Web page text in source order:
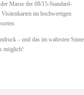
Masse der 08/15-Standard-
im hochwertigen
– und das im wahrsten Sinne
möglich!